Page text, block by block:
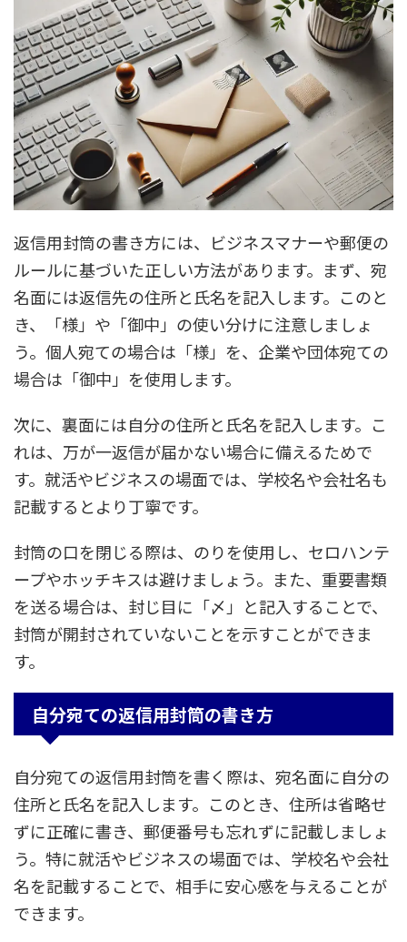
返信用封筒の書き方には、ビジネスマナーや郵便の
ルールに基づいた正しい方法があります。まず、宛
名面には返信先の住所と氏名を記入します。このと
き、「様」や「御中」の使い分けに注意しましょ
う。個人宛ての場合は「様」を、企業や団体宛ての
場合は「御中」を使用します。
次に、裏面には自分の住所と氏名を記入します。こ
れは、万が一返信が届かない場合に備えるためで
す。就活やビジネスの場面では、学校名や会社名も
記載するとより丁寧です。
封筒の口を閉じる際は、のりを使用し、セロハンテ
ープやホッチキスは避けましょう。また、重要書類
を送る場合は、封じ目に「〆」と記入することで、
封筒が開封されていないことを示すことができま
す。
自分宛ての返信用封筒の書き方
自分宛ての返信用封筒を書く際は、宛名面に自分の
住所と氏名を記入します。このとき、住所は省略せ
ずに正確に書き、郵便番号も忘れずに記載しましょ
う。特に就活やビジネスの場面では、学校名や会社
名を記載することで、相手に安心感を与えることが
できます。